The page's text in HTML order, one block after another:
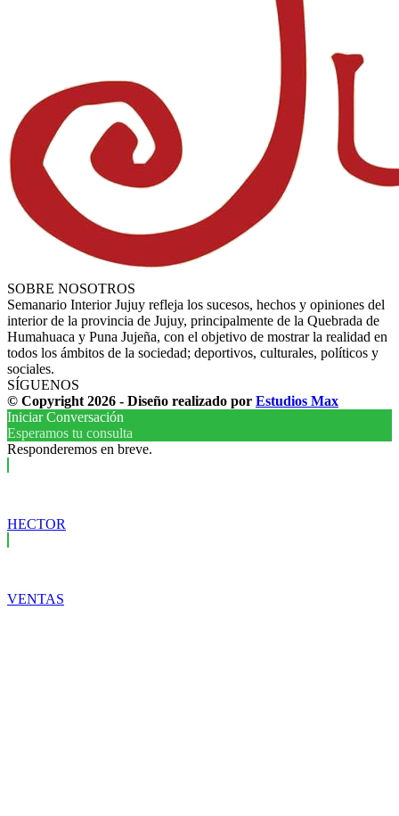
SOBRE NOSOTROS
Semanario Interior Jujuy refleja los sucesos, hechos y opiniones del
interior de la provincia de Jujuy, principalmente de la Quebrada de
Humahuaca y Puna Jujeña, con el objetivo de mostrar la realidad en
todos los ámbitos de la sociedad; deportivos, culturales, políticos y
sociales.
SÍGUENOS
© Copyright 2026 - Diseño realizado por Estudios Max
Iniciar Conversación
Esperamos tu consulta
Responderemos en breve.
HECTOR
VENTAS